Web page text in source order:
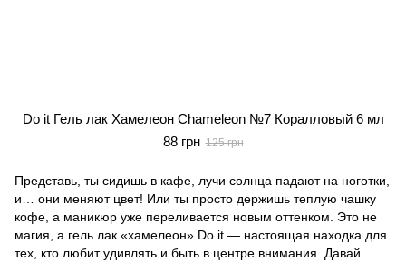
Do it Гель лак Хамелеон Chameleon №7 Коралловый 6 мл
88 грн 125 грн
Представь, ты сидишь в кафе, лучи солнца падают на ноготки,
и… они меняют цвет! Или ты просто держишь теплую чашку
кофе, а маникюр уже переливается новым оттенком. Это не
магия, а гель лак «хамелеон» Do it — настоящая находка для
тех, кто любит удивлять и быть в центре внимания. Давай